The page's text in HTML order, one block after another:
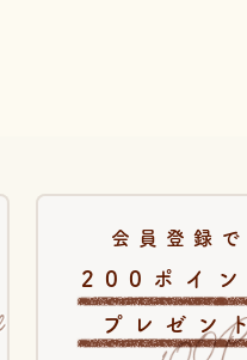
会員登録で
200ポイン
プレゼン